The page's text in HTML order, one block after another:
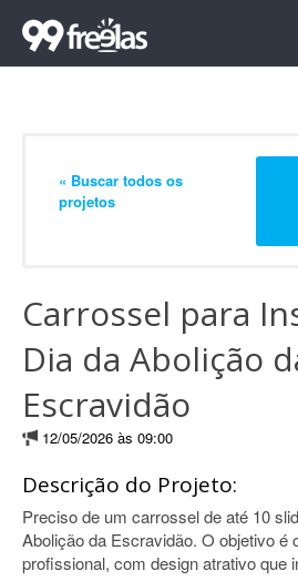
« Buscar todos os
projetos
Carrossel para
Dia da Abolição
Escravidão
12/05/2026 às 09:00
Descrição do Projeto:
Preciso de um carrossel de até 10
Abolição da Escravidão. O objetivo é
profissional, com design atrativo que